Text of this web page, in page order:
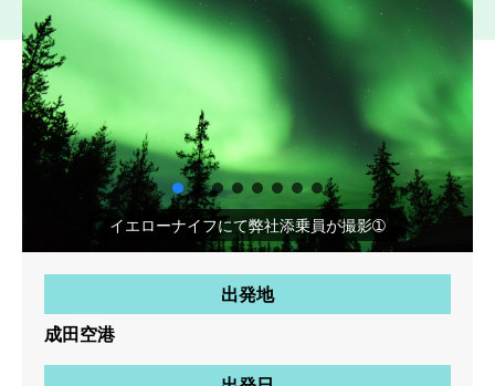
イエローナイフにて弊社添乗員が撮影➀
出発地
成田空港